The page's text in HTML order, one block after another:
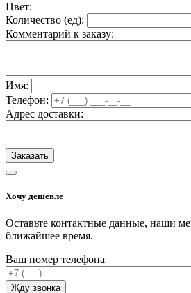
Цвет:
Количество (ед):
Комментарий к заказу:
Имя:
Телефон:
Адрес доставки:
Хочу дешевле
Оставьте контактные данные, наши
ближайшее время.
Ваш номер телефона